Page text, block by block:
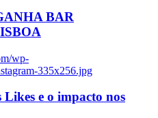
BAR
wp-
335x256.jpg
e o impacto nos